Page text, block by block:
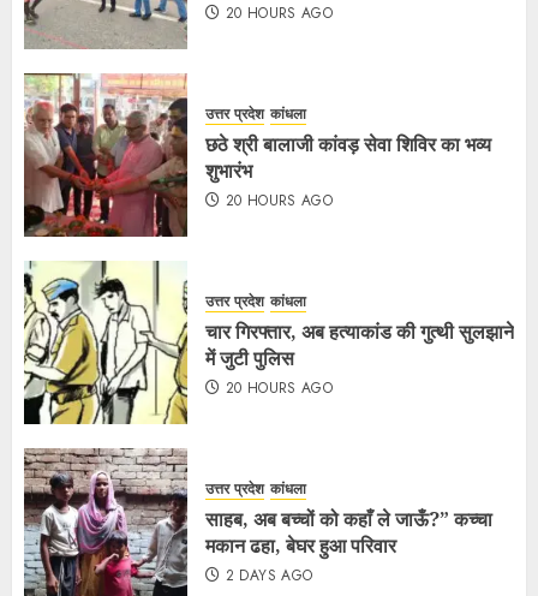
20 HOURS AGO
उत्तर प्रदेश कांधला
छठे श्री बालाजी कांवड़ सेवा शिविर का भव्य
शुभारंभ
20 HOURS AGO
उत्तर प्रदेश कांधला
चार गिरफ्तार, अब हत्याकांड की गुत्थी सुलझाने
में जुटी पुलिस
20 HOURS AGO
उत्तर प्रदेश कांधला
साहब, अब बच्चों को कहाँ ले जाऊँ?” कच्चा
मकान ढहा, बेघर हुआ परिवार
2 DAYS AGO